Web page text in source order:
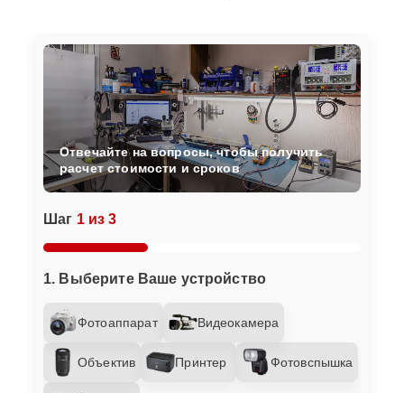
Шаг 1 из 3
1. Выберите Ваше устройство
Фотоаппарат Видеокамера
Объектив Принтер Фотовспышка
Отвечайте на вопросы, чтобы получить
расчет стоимости и сроков